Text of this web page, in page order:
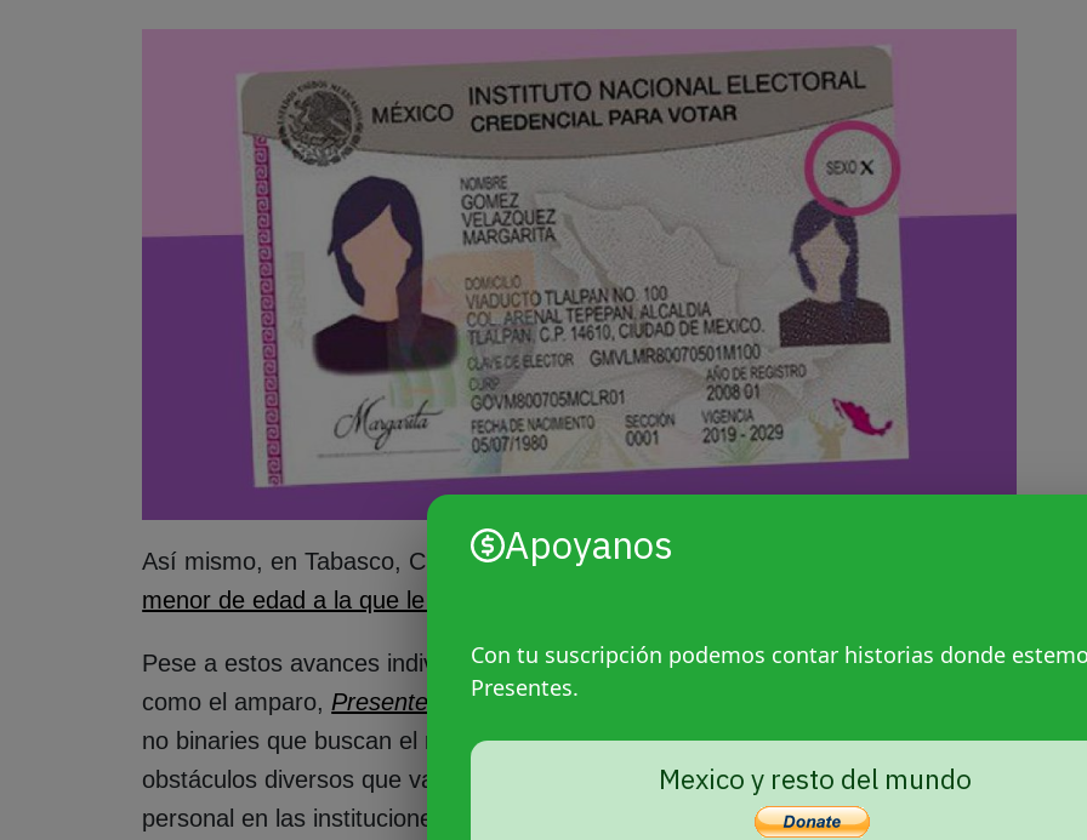
Apoyanos
Con tu suscripción podemos contar historias donde
Presentes.
Mexico y resto del mundo
Así mismo, en Tabasco, Citlalli se convirtió en laprimera persona no binarie
menor de edad a la que le fue reconocida su identidad de género
Pese a estos avances individuales que han sucedido gracias a recursos legales
como el amparo, Presentes realizó una nota
no binaries que buscan el reconocimiento de su identidad se enfrentan a
obstáculos diversos que van de la no capacitación y desconocimiento del
personal en las instituciones hasta retardos para obtener sus documentos de